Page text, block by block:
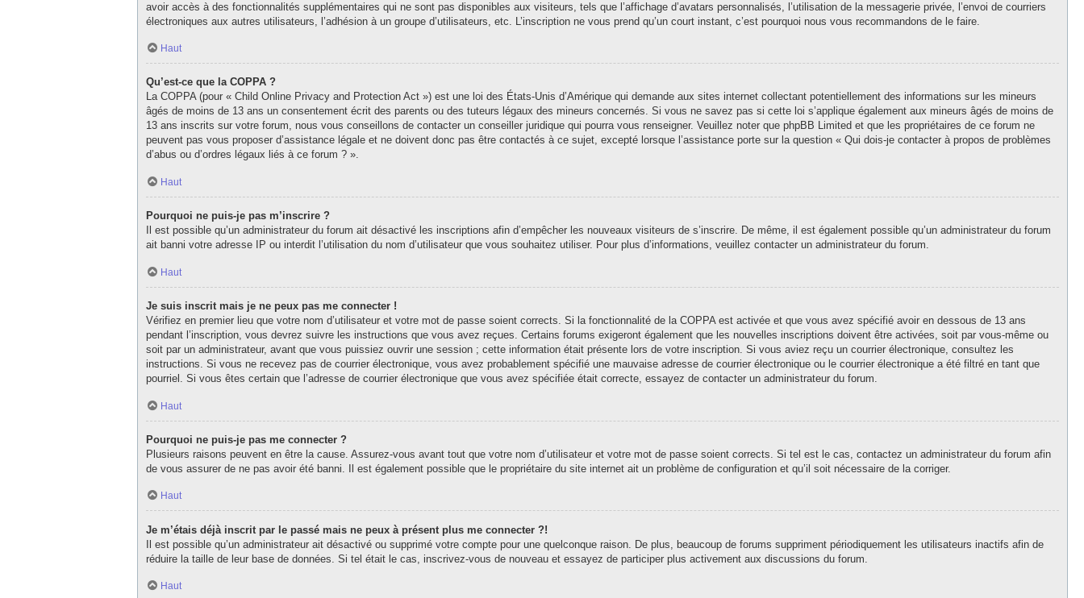
avoir accès à des fonctionnalités supplémentaires qui ne sont pas disponibles aux visiteurs, tels que l’affichage d’avatars personnalisés, l’utilisation de la messagerie privée, l’envoi de courriers
électroniques aux autres utilisateurs, l’adhésion à un groupe d’utilisateurs, etc. L’inscription ne vous prend qu’un court instant, c’est pourquoi nous vous recommandons de le faire.
Haut
Qu’est-ce que la COPPA ?
La COPPA (pour « Child Online Privacy and Protection Act ») est une loi des États-Unis d’Amérique qui demande aux sites internet collectant potentiellement des informations sur les mineurs
âgés de moins de 13 ans un consentement écrit des parents ou des tuteurs légaux des mineurs concernés. Si vous ne savez pas si cette loi s’applique également aux mineurs âgés de moins de
13 ans inscrits sur votre forum, nous vous conseillons de contacter un conseiller juridique qui pourra vous renseigner. Veuillez noter que phpBB Limited et que les propriétaires de ce forum ne
peuvent pas vous proposer d’assistance légale et ne doivent donc pas être contactés à ce sujet, excepté lorsque l’assistance porte sur la question « Qui dois-je contacter à propos de problèmes
d’abus ou d’ordres légaux liés à ce forum ? ».
Haut
Pourquoi ne puis-je pas m’inscrire ?
Il est possible qu’un administrateur du forum ait désactivé les inscriptions afin d’empêcher les nouveaux visiteurs de s’inscrire. De même, il est également possible qu’un administrateur du forum
ait banni votre adresse IP ou interdit l’utilisation du nom d’utilisateur que vous souhaitez utiliser. Pour plus d’informations, veuillez contacter un administrateur du forum.
Haut
Je suis inscrit mais je ne peux pas me connecter !
Vérifiez en premier lieu que votre nom d’utilisateur et votre mot de passe soient corrects. Si la fonctionnalité de la COPPA est activée et que vous avez spécifié avoir en dessous de 13 ans
pendant l’inscription, vous devrez suivre les instructions que vous avez reçues. Certains forums exigeront également que les nouvelles inscriptions doivent être activées, soit par vous-même ou
soit par un administrateur, avant que vous puissiez ouvrir une session ; cette information était présente lors de votre inscription. Si vous aviez reçu un courrier électronique, consultez les
instructions. Si vous ne recevez pas de courrier électronique, vous avez probablement spécifié une mauvaise adresse de courrier électronique ou le courrier électronique a été filtré en tant que
pourriel. Si vous êtes certain que l’adresse de courrier électronique que vous avez spécifiée était correcte, essayez de contacter un administrateur du forum.
Haut
Pourquoi ne puis-je pas me connecter ?
Plusieurs raisons peuvent en être la cause. Assurez-vous avant tout que votre nom d’utilisateur et votre mot de passe soient corrects. Si tel est le cas, contactez un administrateur du forum afin
de vous assurer de ne pas avoir été banni. Il est également possible que le propriétaire du site internet ait un problème de configuration et qu’il soit nécessaire de la corriger.
Haut
Je m’étais déjà inscrit par le passé mais ne peux à présent plus me connecter ?!
Il est possible qu’un administrateur ait désactivé ou supprimé votre compte pour une quelconque raison. De plus, beaucoup de forums suppriment périodiquement les utilisateurs inactifs afin de
réduire la taille de leur base de données. Si tel était le cas, inscrivez-vous de nouveau et essayez de participer plus activement aux discussions du forum.
Haut